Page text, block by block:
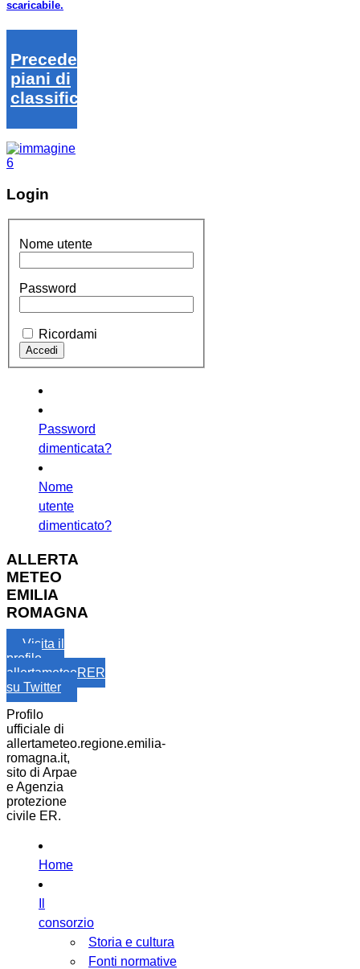
scaricabile.
Precedenti
piani di
classifica
Login
Nome utente
Password
Ricordami
Password
dimenticata?
Nome
utente
dimenticato?
ALLERTA
METEO
EMILIA
ROMAGNA
Visita il
profilo
allertameteoRER
su Twitter
Profilo
ufficiale di
allertameteo.regione.emilia-
romagna.it,
sito di Arpae
e Agenzia
protezione
civile ER.
Home
consorzio
Storia e cultura
Fonti normative